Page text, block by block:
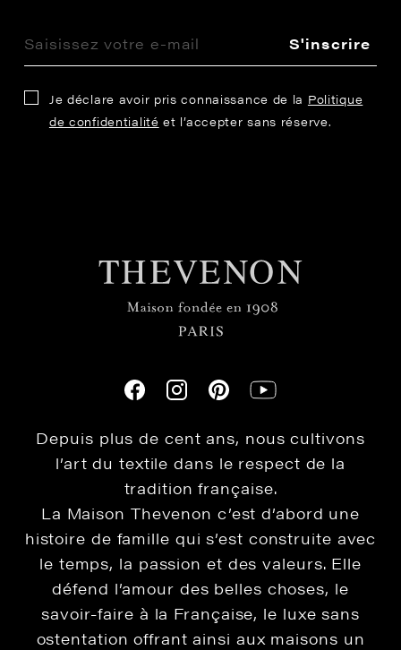
S'inscrire
Je déclare avoir pris connaissance de la Politique
de confidentialité et l’accepter sans réserve.
Depuis plus de cent ans, nous cultivons
l’art du textile dans le respect de la
tradition française.
La Maison Thevenon c’est d’abord une
histoire de famille qui s’est construite avec
le temps, la passion et des valeurs. Elle
défend l’amour des belles choses, le
savoir-faire à la Française, le luxe sans
ostentation offrant ainsi aux maisons un